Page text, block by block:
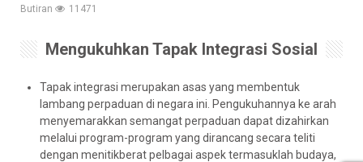
Butiran 11471
Mengukuhkan Tapak Integrasi Sosial
Tapak integrasi merupakan asas yang membentuk
lambang perpaduan di negara ini. Pengukuhannya ke arah
menyemarakkan semangat perpaduan dapat dizahirkan
melalui program-program yang dirancang secara teliti
dengan menitikberat pelbagai aspek termasuklah budaya,